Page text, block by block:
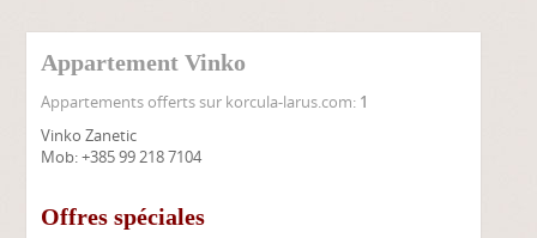
Appartement Vinko
Appartements offerts sur korcula-larus.com: 1
Vinko Zanetic
Mob: +385 99 218 7104
Offres spéciales